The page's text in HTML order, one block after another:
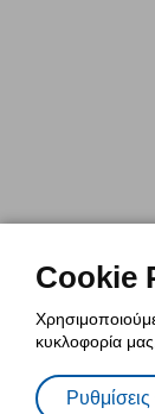
Cookie
κυκλοφορία